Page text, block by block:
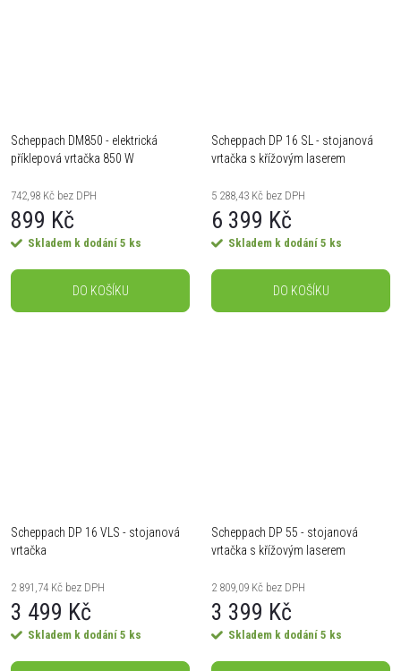
Scheppach DM850 - elektrická
příklepová vrtačka 850 W
742,98 Kč bez DPH
899 Kč
Skladem k dodání 5 ks
DO KOŠÍKU
Scheppach DP 16 SL - stojanová
vrtačka s křížovým laserem
5 288,43 Kč bez DPH
6 399 Kč
Skladem k dodání 5 ks
DO KOŠÍKU
Scheppach DP 16 VLS - stojanová
vrtačka
2 891,74 Kč bez DPH
3 499 Kč
Skladem k dodání 5 ks
Scheppach DP 55 - stojanová
vrtačka s křížovým laserem
2 809,09 Kč bez DPH
3 399 Kč
Skladem k dodání 5 ks